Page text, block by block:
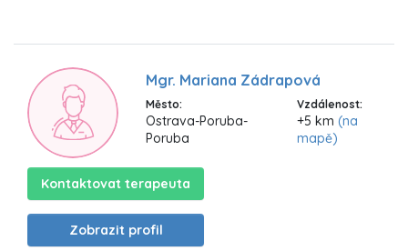
Mgr. Mariana Zádrapová
Město:
Ostrava-Poruba-
Poruba
Vzdálenost:
+5 km(na
mapě)
Kontaktovat terapeuta
Zobrazit profil